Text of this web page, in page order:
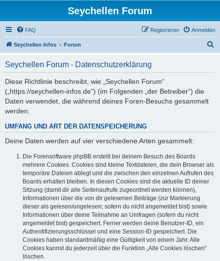
Seychellen Forum
FAQ Anmelden
Registrieren
Seychellen Infos Forum
Seychellen Forum - Datenschutzerklärung
Diese Richtlinie beschreibt, wie „Seychellen Forum“
(„https://seychellen-infos.de“) (im Folgenden „der Betreiber“) die
Daten verwendet, die während deines Foren-Besuchs gesammelt
werden.
UMFANG UND ART DER DATENSPEICHERUNG
Deine Daten werden auf vier verschiedene Arten gesammelt:
Die Forensoftware phpBB erstellt bei deinem Besuch des Boards
mehrere Cookies. Cookies sind kleine Textdateien, die dein Browser als
temporäre Dateien ablegt und die zwischen den einzelnen Aufrufen des
Boards erhalten bleiben. In diesen Cookies sind die aktuelle ID deiner
Sitzung (damit dir alle Seitenaufrufe zugeordnet werden können),
Informationen über die von dir gelesenen Beiträge (zur Markierung
dieser als gelesen/ungelesen; sofern du nicht angemeldet bist) sowie
Informationen über deine Teilnahme an Umfragen (sofern du nicht
angemeldet bist) gespeichert. Ferner werden deine Benutzer-ID, ein
Authentifizierungsschlüssel und eine Session-ID gespeichert. Die
Cookies haben standardmäßig eine Gültigkeit von einem Jahr. Alle
Cookies kannst du jederzeit über die Funktion „Alle Cookies löschen“
löschen.